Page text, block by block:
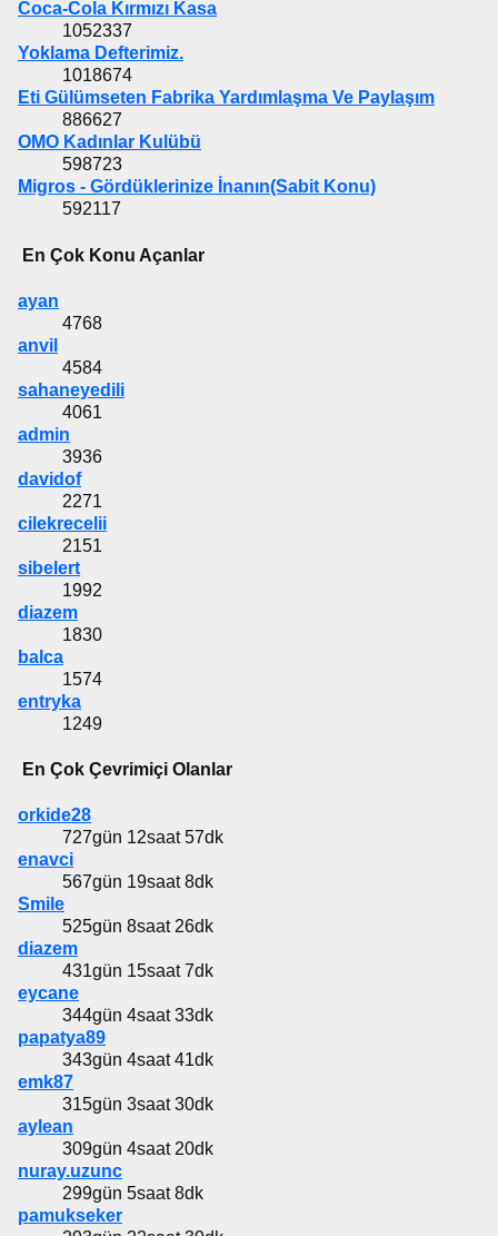
Coca-Cola Kırmızı Kasa
1052337
Yoklama Defterimiz.
1018674
Eti Gülümseten Fabrika Yardımlaşma Ve Paylaşım
886627
OMO Kadınlar Kulübü
598723
Migros - Gördüklerinize İnanın(Sabit Konu)
592117
En Çok Konu Açanlar
ayan
4768
anvil
4584
sahaneyedili
4061
admin
3936
davidof
2271
cilekrecelii
2151
sibelert
1992
diazem
1830
balca
1574
entryka
1249
En Çok Çevrimiçi Olanlar
orkide28
727gün 12saat 57dk
enavci
567gün 19saat 8dk
Smile
525gün 8saat 26dk
diazem
431gün 15saat 7dk
eycane
344gün 4saat 33dk
papatya89
343gün 4saat 41dk
emk87
315gün 3saat 30dk
aylean
309gün 4saat 20dk
nuray.uzunc
299gün 5saat 8dk
pamukseker